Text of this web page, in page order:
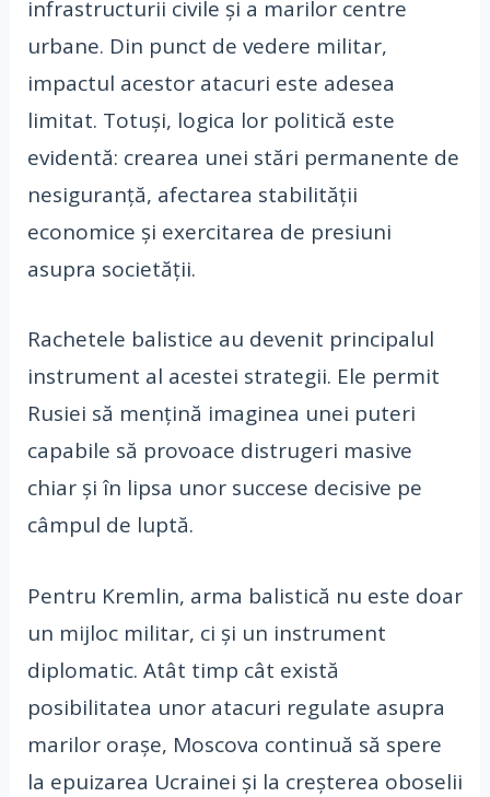
infrastructurii civile și a marilor centre
urbane. Din punct de vedere militar,
impactul acestor atacuri este adesea
limitat. Totuși, logica lor politică este
evidentă: crearea unei stări permanente de
nesiguranță, afectarea stabilității
economice și exercitarea de presiuni
asupra societății.
Rachetele balistice au devenit principalul
instrument al acestei strategii. Ele permit
Rusiei să mențină imaginea unei puteri
capabile să provoace distrugeri masive
chiar și în lipsa unor succese decisive pe
câmpul de luptă.
Pentru Kremlin, arma balistică nu este doar
un mijloc militar, ci și un instrument
diplomatic. Atât timp cât există
posibilitatea unor atacuri regulate asupra
marilor orașe, Moscova continuă să spere
la epuizarea Ucrainei și la creșterea oboselii